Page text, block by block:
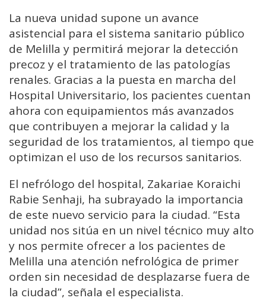
La nueva unidad supone un avance
asistencial para el sistema sanitario público
de Melilla y permitirá mejorar la detección
precoz y el tratamiento de las patologías
renales. Gracias a la puesta en marcha del
Hospital Universitario, los pacientes cuentan
ahora con equipamientos más avanzados
que contribuyen a mejorar la calidad y la
seguridad de los tratamientos, al tiempo que
optimizan el uso de los recursos sanitarios.
El nefrólogo del hospital, Zakariae Koraichi
Rabie Senhaji, ha subrayado la importancia
de este nuevo servicio para la ciudad. “Esta
unidad nos sitúa en un nivel técnico muy alto
y nos permite ofrecer a los pacientes de
Melilla una atención nefrológica de primer
orden sin necesidad de desplazarse fuera de
la ciudad”, señala el especialista.